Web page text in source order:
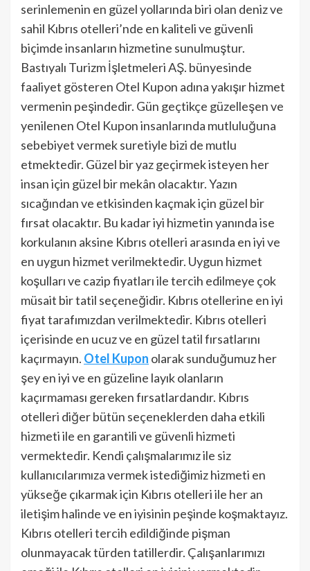
serinlemenin en güzel yollarında biri olan deniz ve
sahil Kıbrıs otelleri’nde en kaliteli ve güvenli
biçimde insanların hizmetine sunulmuştur.
Bastıyalı Turizm İşletmeleri AŞ. bünyesinde
faaliyet gösteren Otel Kupon adına yakışır hizmet
vermenin peşindedir. Gün geçtikçe güzelleşen ve
yenilenen Otel Kupon insanlarında mutluluğuna
sebebiyet vermek suretiyle bizi de mutlu
etmektedir. Güzel bir yaz geçirmek isteyen her
insan için güzel bir mekân olacaktır. Yazın
sıcağından ve etkisinden kaçmak için güzel bir
fırsat olacaktır. Bu kadar iyi hizmetin yanında ise
korkulanın aksine Kıbrıs otelleri arasında en iyi ve
en uygun hizmet verilmektedir. Uygun hizmet
koşulları ve cazip fiyatları ile tercih edilmeye çok
müsait bir tatil seçeneğidir. Kıbrıs otellerine en iyi
fiyat tarafımızdan verilmektedir. Kıbrıs otelleri
içerisinde en ucuz ve en güzel tatil fırsatlarını
kaçırmayın. Otel Kupon olarak sunduğumuz her
şey en iyi ve en güzeline layık olanların
kaçırmaması gereken fırsatlardandır. Kıbrıs
otelleri diğer bütün seçeneklerden daha etkili
hizmeti ile en garantili ve güvenli hizmeti
vermektedir. Kendi çalışmalarımız ile siz
kullanıcılarımıza vermek istediğimiz hizmeti en
yükseğe çıkarmak için Kıbrıs otelleri ile her an
iletişim halinde ve en iyisinin peşinde koşmaktayız.
Kıbrıs otelleri tercih edildiğinde pişman
olunmayacak türden tatillerdir. Çalışanlarımızı